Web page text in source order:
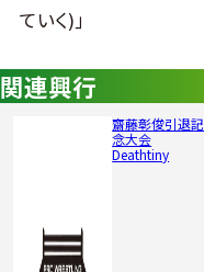
ていく)｣
関連興行
齋藤彰俊引退記
念大会
Deathtiny